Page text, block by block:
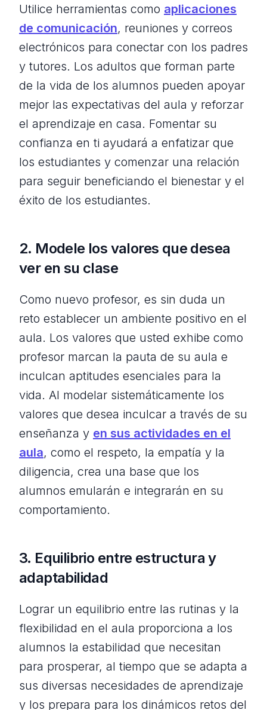
Utilice herramientas como aplicaciones
de comunicación, reuniones y correos
electrónicos para conectar con los padres
y tutores. Los adultos que forman parte
de la vida de los alumnos pueden apoyar
mejor las expectativas del aula y reforzar
el aprendizaje en casa. Fomentar su
confianza en ti ayudará a enfatizar que
los estudiantes y comenzar una relación
para seguir beneficiando el bienestar y el
éxito de los estudiantes.
2. Modele los valores que desea
ver en su clase
Como nuevo profesor, es sin duda un
reto establecer un ambiente positivo en el
aula. Los valores que usted exhibe como
profesor marcan la pauta de su aula e
inculcan aptitudes esenciales para la
vida. Al modelar sistemáticamente los
valores que desea inculcar a través de su
enseñanza y en sus actividades en el
aula, como el respeto, la empatía y la
diligencia, crea una base que los
alumnos emularán e integrarán en su
comportamiento.
3. Equilibrio entre estructura y
adaptabilidad
Lograr un equilibrio entre las rutinas y la
flexibilidad en el aula proporciona a los
alumnos la estabilidad que necesitan
para prosperar, al tiempo que se adapta a
sus diversas necesidades de aprendizaje
y los prepara para los dinámicos retos del